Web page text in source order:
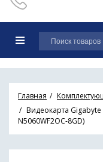
Главная
Видеокарта Gigabyte
N5060WF2OC-8GD)